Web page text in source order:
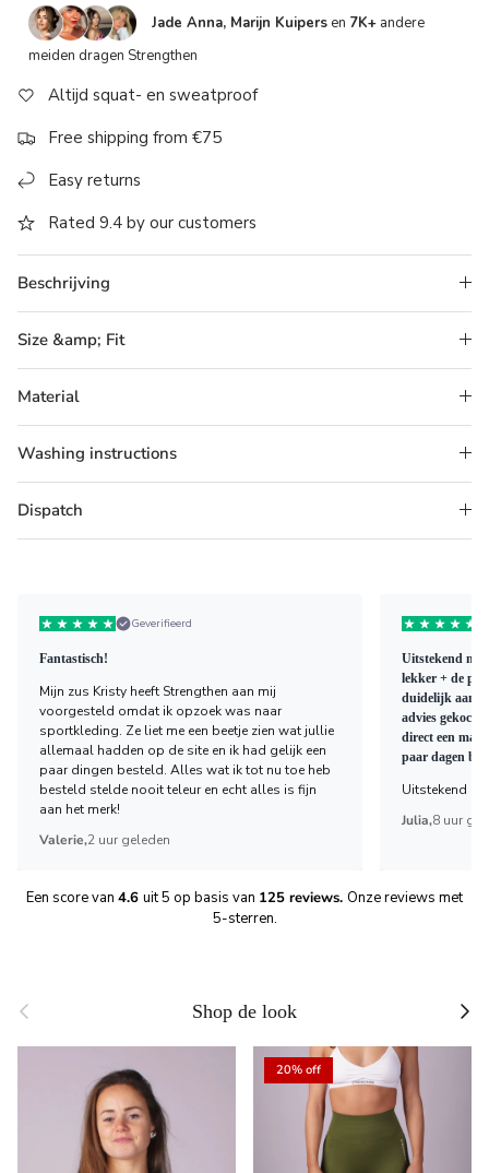
Rating of 5 means Large.
The rating of this product for "" is 4.
Jade Anna, Marijn Kuipers en 7K+ andere
meiden dragen Strengthen
Altijd squat- en sweatproof
Free shipping from €75
Easy returns
Rated 9.4 by our customers
Beschrijving
Size &amp; Fit
Material
Washing instructions
Dispatch
Geverifieerd
Fantastisch!
Mijn zus Kristy heeft Strengthen aan mij
voorgesteld omdat ik opzoek was naar
sportkleding. Ze liet me een beetje zien wat jullie
allemaal hadden op de site en ik had gelijk een
paar dingen besteld. Alles wat ik tot nu toe heb
besteld stelde nooit teleur en echt alles is fijn
aan het merk!
Valerie,2 uur geleden
Uitstekend
lekker + de
duidelijk
advies gekocht
direct een
paar dagen
Uitstekend
Julia,8 uur
Een score van 4.6 uit 5 op basis van 125 reviews. Onze reviews met
5-sterren.
Previous Shop de look Next
20% off